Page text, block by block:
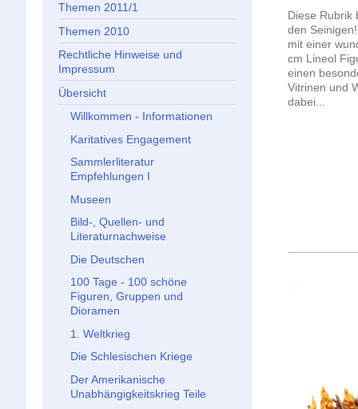
Diese Rubrik
den
mit einer
cm Lineol
einen
Vitrinen und
dabei...
Themen 2011/1
Themen 2010
Rechtliche Hinweise und
Impressum
Übersicht
Willkommen - Informationen
Karitatives Engagement
Sammlerliteratur
Empfehlungen I
Museen
Bild-, Quellen- und
Literaturnachweise
Die Deutschen
100 Tage - 100 schöne
Figuren, Gruppen und
Dioramen
1. Weltkrieg
Die Schlesischen Kriege
Der Amerikanische
Unabhängigkeitskrieg Teile